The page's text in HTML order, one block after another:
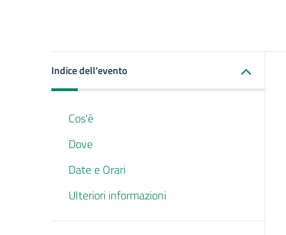
Indice dell'evento
Cos'è
Dove
Date e Orari
Ulteriori informazioni